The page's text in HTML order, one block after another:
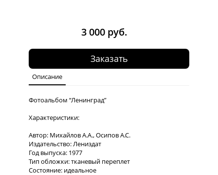
3 000 руб.
Заказать
Описание
Фотоальбом “Ленинград”
Характеристики:
Автор: Михайлов А.А., Осипов А.С.
Издательство: Лениздат
Год выпуска: 1977
Тип обложки: тканевый переплет
Состояние: идеальное